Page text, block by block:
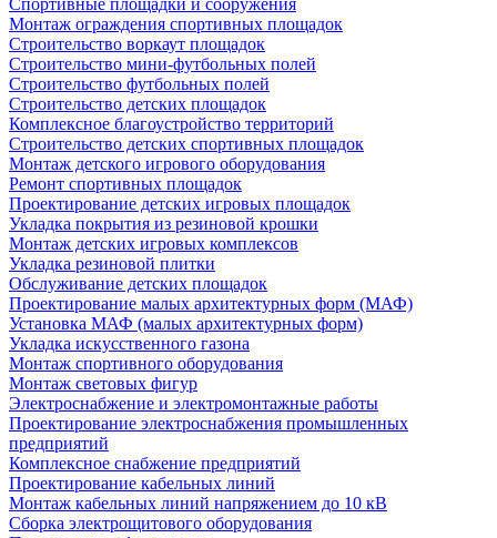
Спортивные площадки и сооружения
Монтаж ограждения спортивных площадок
Строительство воркаут площадок
Строительство мини-футбольных полей
Строительство футбольных полей
Строительство детских площадок
Комплексное благоустройство территорий
Строительство детских спортивных площадок
Монтаж детского игрового оборудования
Ремонт спортивных площадок
Проектирование детских игровых площадок
Укладка покрытия из резиновой крошки
Монтаж детских игровых комплексов
Укладка резиновой плитки
Обслуживание детских площадок
Проектирование малых архитектурных форм (МАФ)
Установка МАФ (малых архитектурных форм)
Укладка искусственного газона
Монтаж спортивного оборудования
Монтаж световых фигур
Электроснабжение и электромонтажные работы
Проектирование электроснабжения промышленных
предприятий
Комплексное снабжение предприятий
Проектирование кабельных линий
Монтаж кабельных линий напряжением до 10 кВ
Сборка электрощитового оборудования